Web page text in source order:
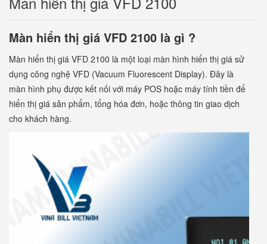
Màn hiển thị giá VFD 2100 là gì ?
Màn hiển thị giá VFD 2100 là một loại màn hình hiển thị giá sử
dụng công nghệ VFD (Vacuum Fluorescent Display). Đây là
màn hình phụ được kết nối với máy POS hoặc máy tính tiền để
hiển thị giá sản phẩm, tổng hóa đơn, hoặc thông tin giao dịch
cho khách hàng.